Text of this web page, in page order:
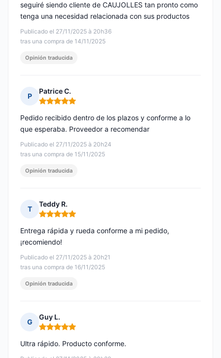
Publicado el 27/11/2025 à 20h36
tras una compra de 14/11/2025
seguiré siendo cliente de CAUJOLLES tan pronto como
tenga una necesidad relacionada con sus productos
Opinión traducida
P
Patrice C.
Nota: 5 de 5
Publicado el 27/11/2025 à 20h24
tras una compra de 15/11/2025
Pedido recibido dentro de los plazos y conforme a lo
que esperaba. Proveedor a recomendar
Opinión traducida
T
Teddy R.
Nota: 5 de 5
Publicado el 27/11/2025 à 20h21
tras una compra de 16/11/2025
Entrega rápida y rueda conforme a mi pedido,
¡recomiendo!
Opinión traducida
G
Guy L.
Nota: 5 de 5
Ultra rápido. Producto conforme.